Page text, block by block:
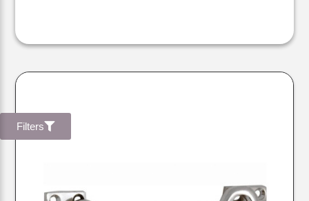
Filters